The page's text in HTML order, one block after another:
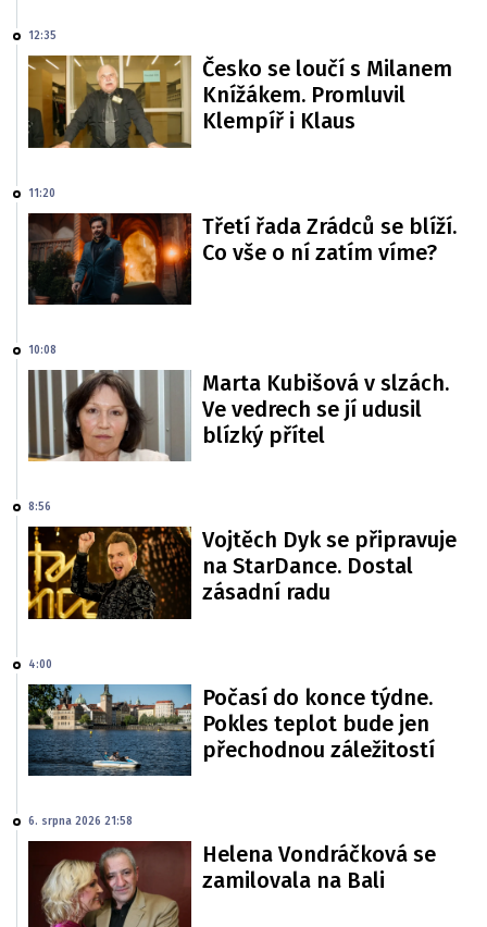
12:35
Česko se loučí s Milanem
Knížákem. Promluvil
Klempíř i Klaus
11:20
Třetí řada Zrádců se blíží.
Co vše o ní zatím víme?
10:08
Marta Kubišová v slzách.
Ve vedrech se jí udusil
blízký přítel
8:56
Vojtěch Dyk se připravuje
na StarDance. Dostal
zásadní radu
4:00
Počasí do konce týdne.
Pokles teplot bude jen
přechodnou záležitostí
6. srpna 2026 21:58
Helena Vondráčková se
zamilovala na Bali